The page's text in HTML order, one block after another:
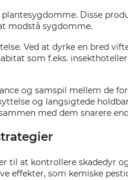
Disse
modstå sygdomme.
Ved at dyrke en bred
som f.eks.
og samspil mellem de
og langsigtede
med dem snarere
til at kontrollere skadedyr
som kemiske